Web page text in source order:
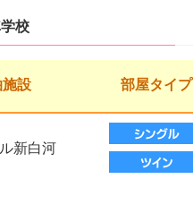
校
設 部屋タイプ
新白河